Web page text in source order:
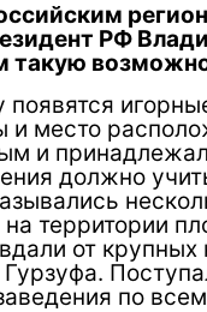
РФ
такую
и место
и
должно
территории
от
по